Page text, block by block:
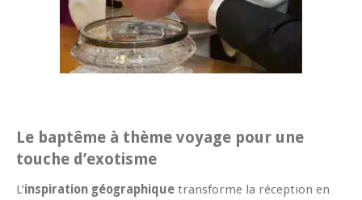
Le baptême à thème voyage pour une
touche d’exotisme
L’inspiration géographique transforme la réception en